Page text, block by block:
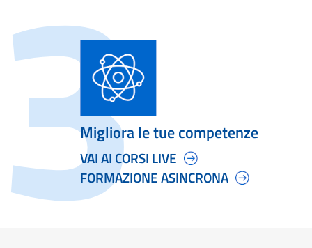
Migliora le tue competenze
VAI AI CORSI LIVE
FORMAZIONE ASINCRONA